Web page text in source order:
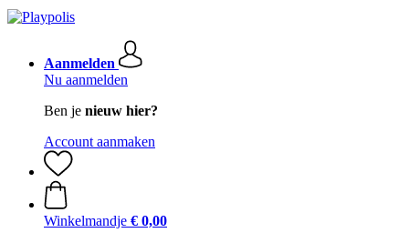
Aanmelden
Nu aanmelden
Ben je nieuw hier?
Account aanmaken
Winkelmandje € 0,00